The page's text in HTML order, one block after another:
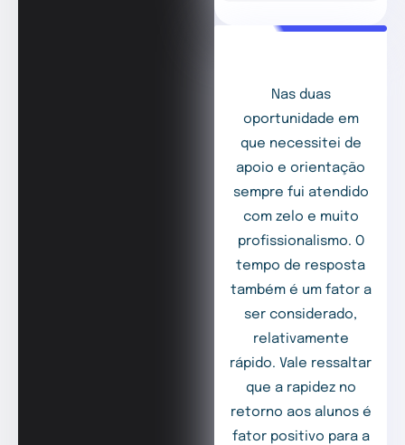
Nas duas
oportunidade em
que necessitei de
apoio e orientação
sempre fui atendido
com zelo e muito
profissionalismo. O
tempo de resposta
também é um fator a
ser considerado,
relativamente
rápido. Vale ressaltar
que a rapidez no
retorno aos alunos é
fator positivo para a